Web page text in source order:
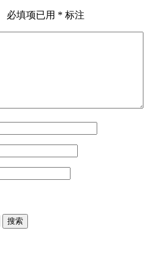
必填项已用 * 标注